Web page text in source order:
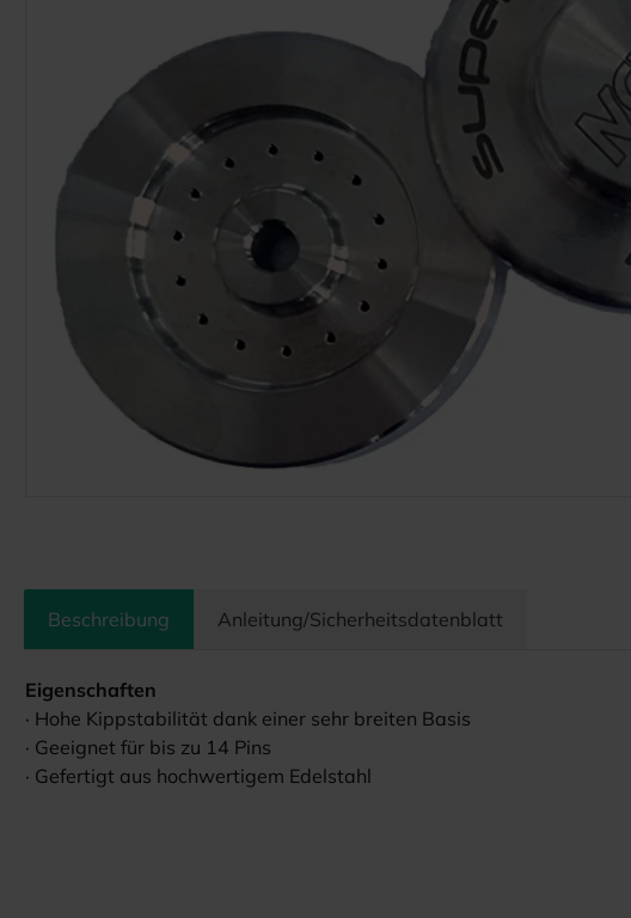
Beschreibung Anleitung/Sicherheitsdatenblatt
Eigenschaften
· Hohe Kippstabilität dank einer sehr breiten Basis
· Geeignet für bis zu 14 Pins
· Gefertigt aus hochwertigem Edelstahl